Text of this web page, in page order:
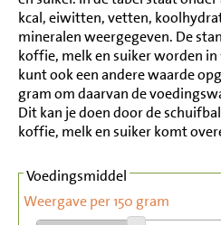
kcal, eiwitten, vetten,
mineralen weergegeven. De
koffie, melk en suiker worden in
kunt ook een andere waarde
gram om daarvan de
Dit kan je doen door de
koffie, melk en suiker komt
Voedingsmiddel
Weergave per 150 gram